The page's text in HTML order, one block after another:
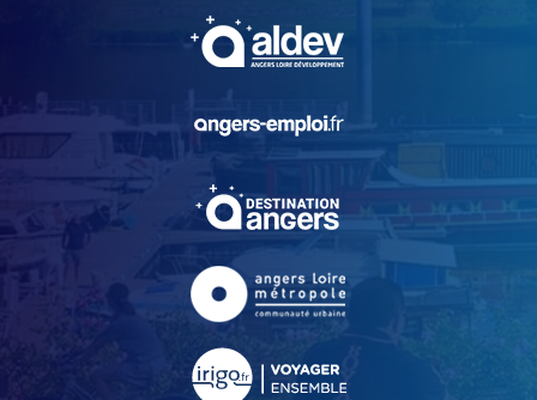
, Ouvre une nouvelle
, Ouvre une nouvelle